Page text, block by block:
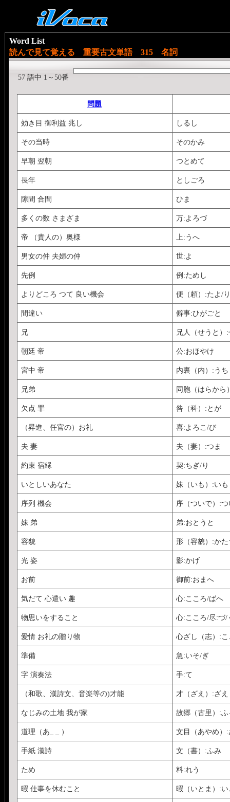
Word List
読んで見て覚える 重要古文単語 315 名詞
57 語中 1～50番
問題
効き目 御利益 兆し しるし
その当時 そのかみ
早朝 翌朝 つとめて
長年 としごろ
隙間 合間 ひま
多くの数 さまざま 万:よろづ
帝 （貴人の）奥様 上:うへ
男女の仲 夫婦の仲 世:よ
先例 例:ためし
よりどころ つて 良い機会 便（頼）:たよ/り
間違い 僻事:ひがごと
兄 兄人（せうと）
朝廷 帝 公:おほやけ
宮中 帝 内裏（内）:うち
兄弟 同胞（はらから
欠点 罪 咎（科）:とが
（昇進、任官の）お礼 喜:よろこ/び
夫 妻 夫（妻）:つま
約束 宿縁 契:ちぎ/り
いとしいあなた 妹（いも）:いも
序列 機会 序（ついで）:つ
妹 弟 弟:おとうと
容貌 形（容貌）:かた
光 姿 影:かげ
お前 御前:おまへ
気だて 心遣い 趣 心:こころ/ばへ
物思いをすること 心:こころ/尽:づ/
愛情 お礼の贈り物 心ざし（志）:
準備 急:いそ/ぎ
字 演奏法 手:て
（和歌、漢詩文、音楽等の)才能 才（ざえ）:ざえ
なじみの土地 我が家 故郷（古里）:
道理（あ_ _ ） 文目（あやめ）
手紙 漢詩 文（書）:ふみ
ため 料:れう
暇 仕事を休むこと 暇（いとま）:い